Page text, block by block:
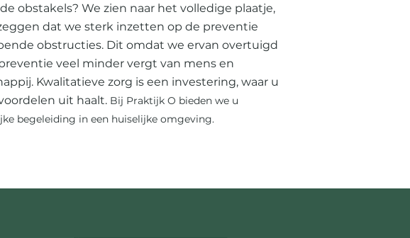
obstakels? We zien naar het volledige plaatje,
dat we sterk inzetten op de preventie
obstructies. Dit omdat we ervan overtuigd
veel minder vergt van mens en
Kwalitatieve zorg is een investering, waar u
uit haalt. Bij Praktijk O bieden we u
begeleiding in een huiselijke omgeving.